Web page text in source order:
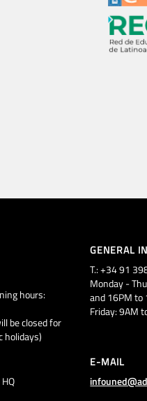
hours:
be closed for
holidays)
GENERAL
T.: +34 91
Monday -
and 16PM to
Friday: 9AM
E-MAIL